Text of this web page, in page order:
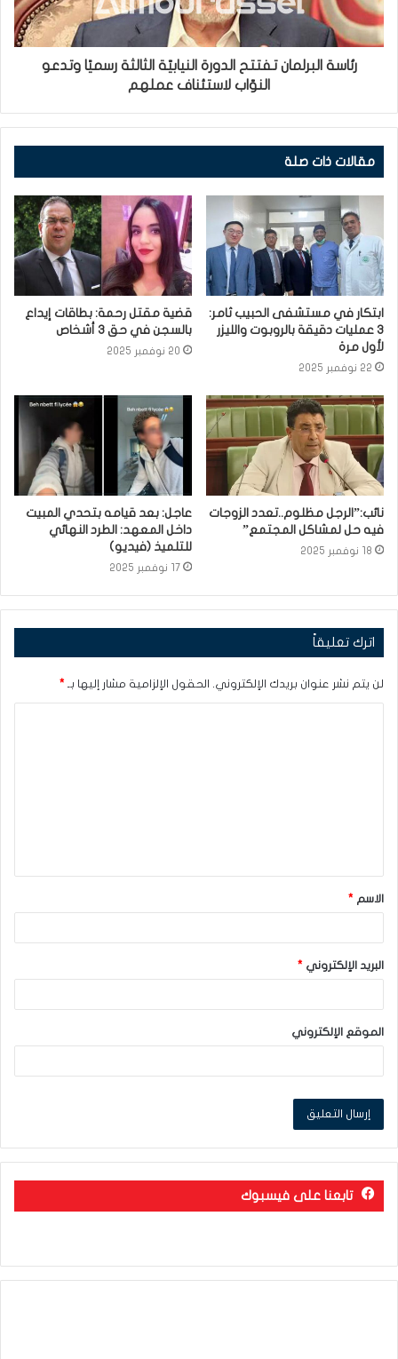
رئاسة البرلمان تفتتح الدورة النيابيّة الثالثة رسميًا وتدعو
النوّاب لاستئناف عملهم
مقالات ذات صلة
ابتكار في مستشفى الحبيب ثامر:
3 عمليات دقيقة بالروبوت والليزر
لأول مرة
22 نوفمبر 2025
قضية مقتل رحمة: بطاقات إيداع
بالسجن في حق 3 أشخاص
20 نوفمبر 2025
نائب:”الرجل مظلوم..تعدد الزوجات
فيه حل لمشاكل المجتمع”
18 نوفمبر 2025
عاجل: بعد قيامه بتحدي المبيت
داخل المعهد: الطرد النهائي
للتلميذ (فيديو)
17 نوفمبر 2025
اترك تعليقاً
لن يتم نشر عنوان بريدك الإلكتروني. الحقول الإلزامية مشار إليها بـ *
ق
*الاسم *
البريد الإلكتروني *
الموقع الإلكتروني
تابعنا على فيسبوك